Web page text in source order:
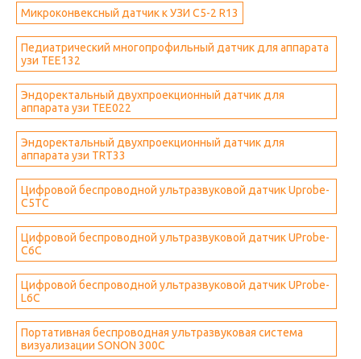
Микроконвексный датчик к УЗИ C5-2 R13
Педиатрический многопрофильный датчик для аппарата
узи TEE132
Эндоректальный двухпроекционный датчик для
аппарата узи TEE022
Эндоректальный двухпроекционный датчик для
аппарата узи TRT33
Цифровой беспроводной ультразвуковой датчик Uprobe-
C5TC
Цифровой беспроводной ультразвуковой датчик UProbe-
C6C
Цифровой беспроводной ультразвуковой датчик UProbe-
L6C
Портативная беспроводная ультразвуковая система
визуализации SONON 300C